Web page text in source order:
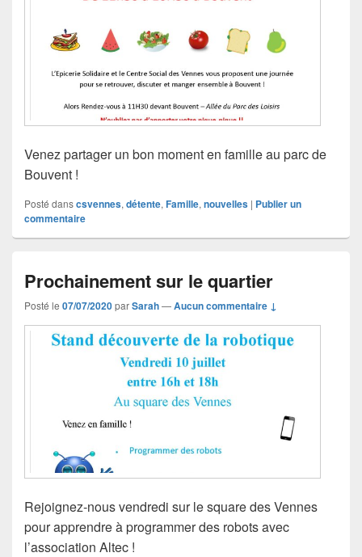
Venez partager un bon moment en famille au parc de
Bouvent !
Posté danscsvennes, détente, Famille, nouvelles | Publier un
commentaire
Prochainement sur le quartier
Posté le 07/07/2020parSarah—Aucun commentaire ↓
Rejoignez-nous vendredi sur le square des Vennes
pour apprendre à programmer des robots avec
l’association Altec !